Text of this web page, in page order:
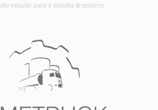
veicular para 6 estados Brasileiros